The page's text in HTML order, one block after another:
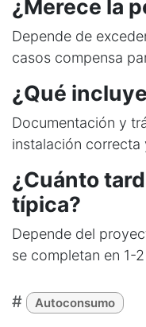
¿Merece la
Depende de
casos compensa
¿Qué
Documentación y
instalación correcta
¿Cuánto
típica?
Depende del
se completan en 1-
# Autoconsumo